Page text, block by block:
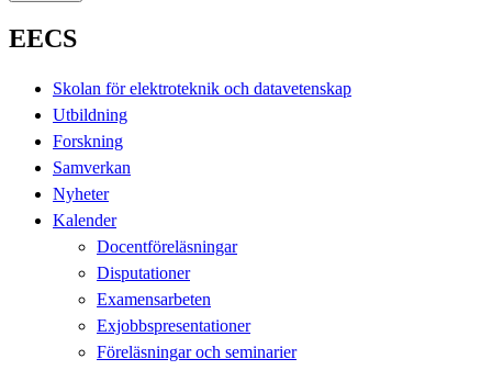
EECS
Skolan för elektroteknik och datavetenskap
Utbildning
Forskning
Samverkan
Nyheter
Kalender
Docentföreläsningar
Disputationer
Examensarbeten
Exjobbspresentationer
Föreläsningar och seminarier